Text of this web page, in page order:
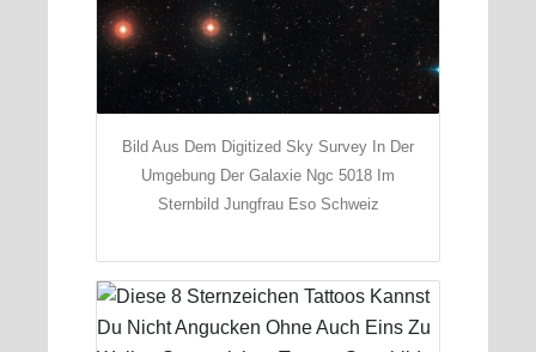
Bild Aus Dem Digitized Sky Survey In Der
Umgebung Der Galaxie Ngc 5018 Im
Sternbild Jungfrau Eso Schweiz